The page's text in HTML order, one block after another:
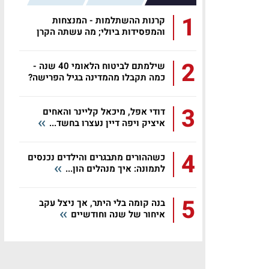
1
קרנות ההשתלמות - המנצחות
והמפסידות ביולי; מה עשתה הקרן
2
שילמתם לביטוח הלאומי 40 שנה -
כמה תקבלו מהמדינה בגיל הפרישה?
3
דודי אפל, מיכאל קליינר והאחים
איציק ויפה דיין נעצרו בחשד...
4
כשההורים מתבגרים והילדים נכנסים
לתמונה: איך מנהלים הון...
5
בנה קומה בלי היתר, אך ניצל עקב
איחור של שנה וחודשיים